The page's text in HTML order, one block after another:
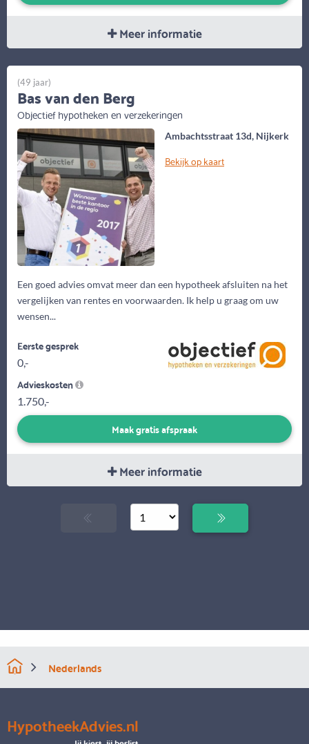
Meer informatie
Ambachtsstraat 13d, Nijkerk
Bekijk op kaart
Een goed advies omvat meer dan een hypotheek afsluiten na het
vergelijken van rentes en voorwaarden. Ik help u graag om uw
wensen...
(49 jaar)
Bas van den Berg
Objectief hypotheken en verzekeringen
Eerste gesprek
0,-
Advieskosten
1.750,-
Maak gratis afspraak
Meer informatie
Nederlands
HypotheekAdvies.nl